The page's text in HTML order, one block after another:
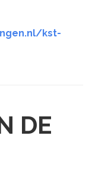
kst-
DE